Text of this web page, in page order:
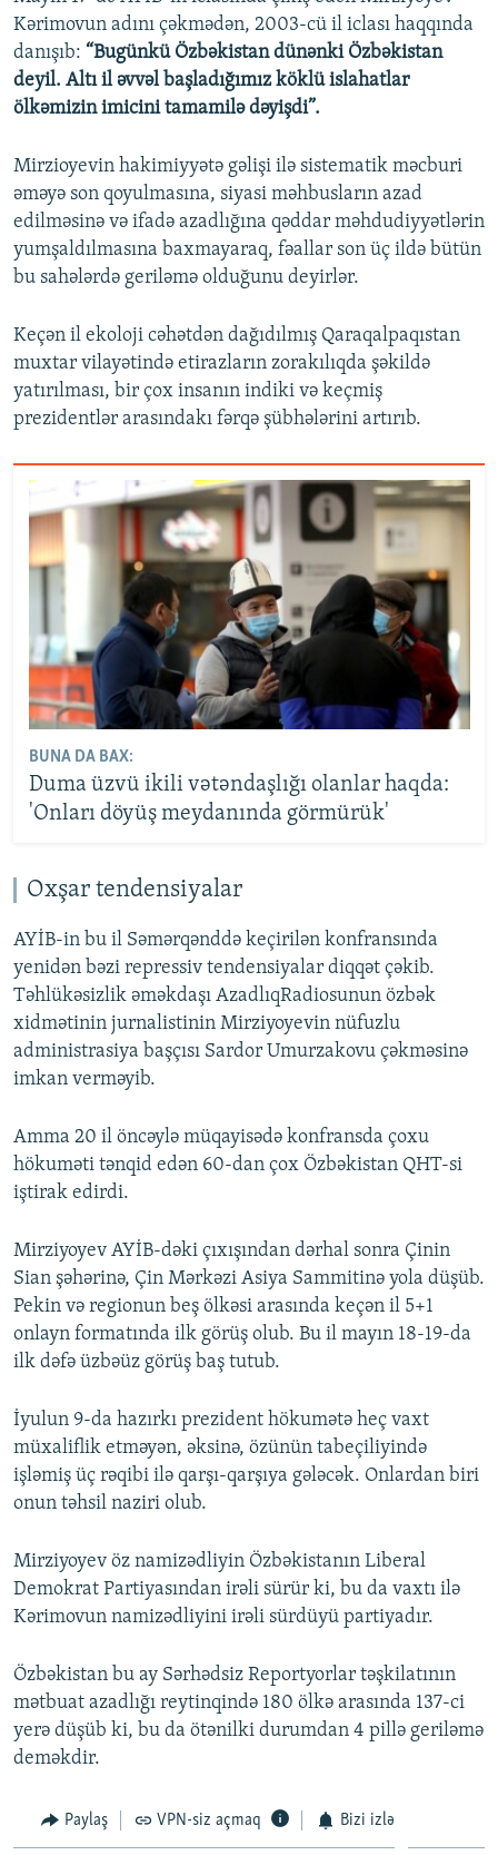
Kərimovun adını çəkmədən, 2003-cü il iclası haqqında
danışıb: “Bugünkü Özbəkistan dünənki Özbəkistan
deyil. Altı il əvvəl başladığımız köklü islahatlar
ölkəmizin imicini tamamilə dəyişdi”.
Mirzioyevin hakimiyyətə gəlişi ilə sistematik məcburi
əməyə son qoyulmasına, siyasi məhbusların azad
edilməsinə və ifadə azadlığına qəddar məhdudiyyətlərin
yumşaldılmasına baxmayaraq, fəallar son üç ildə bütün
bu sahələrdə geriləmə olduğunu deyirlər.
Keçən il ekoloji cəhətdən dağıdılmış Qaraqalpaqıstan
muxtar vilayətində etirazların zorakılıqda şəkildə
yatırılması, bir çox insanın indiki və keçmiş
prezidentlər arasındakı fərqə şübhələrini artırıb.
BUNA DA BAX:
Duma üzvü ikili vətəndaşlığı olanlar haqda:
'Onları döyüş meydanında görmürük'
Oxşar tendensiyalar
AYİB-in bu il Səmərqənddə keçirilən konfransında
yenidən bəzi repressiv tendensiyalar diqqət çəkib.
Təhlükəsizlik əməkdaşı AzadlıqRadiosunun özbək
xidmətinin jurnalistinin Mirziyoyevin nüfuzlu
administrasiya başçısı Sardor Umurzakovu çəkməsinə
imkan verməyib.
Amma 20 il öncəylə müqayisədə konfransda çoxu
hökuməti tənqid edən 60-dan çox Özbəkistan QHT-si
iştirak edirdi.
Mirziyoyev AYİB-dəki çıxışından dərhal sonra Çinin
Sian şəhərinə, Çin Mərkəzi Asiya Sammitinə yola düşüb.
Pekin və regionun beş ölkəsi arasında keçən il 5+1
onlayn formatında ilk görüş olub. Bu il mayın 18-19-da
ilk dəfə üzbəüz görüş baş tutub.
İyulun 9-da hazırkı prezident hökumətə heç vaxt
müxaliflik etməyən, əksinə, özünün tabeçiliyində
işləmiş üç rəqibi ilə qarşı-qarşıya gələcək. Onlardan biri
onun təhsil naziri olub.
Mirziyoyev öz namizədliyin Özbəkistanın Liberal
Demokrat Partiyasından irəli sürür ki, bu da vaxtı ilə
Kərimovun namizədliyini irəli sürdüyü partiyadır.
Özbəkistan bu ay Sərhədsiz Reportyorlar təşkilatının
mətbuat azadlığı reytinqində 180 ölkə arasında 137-ci
yerə düşüb ki, bu da ötənilki durumdan 4 pillə geriləmə
deməkdir.
Paylaş VPN-siz açmaq Bizi izlə